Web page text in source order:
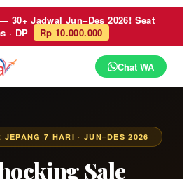
30+ Jadwal Jun–Des 2026! Seat
· DP
Rp 10.000.000
Chat WA
7 HARI · JUN–DES 2026
Sale